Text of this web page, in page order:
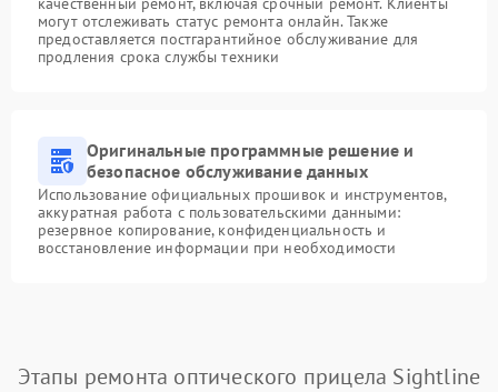
могут отслеживать статус ремонта онлайн. Также
предоставляется постгарантийное обслуживание для
продления срока службы техники
Оригинальные программные решение и
безопасное обслуживание данных
Использование официальных прошивок и инструментов,
аккуратная работа с пользовательскими данными:
резервное копирование, конфиденциальность и
восстановление информации при необходимости
Этапы ремонта оптического прицела Sightline